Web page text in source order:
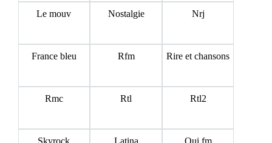
Le mouv Nostalgie Nrj
France bleu Rfm Rire et chansons
Rmc Rtl Rtl2
Skyrock Latina Oui fm